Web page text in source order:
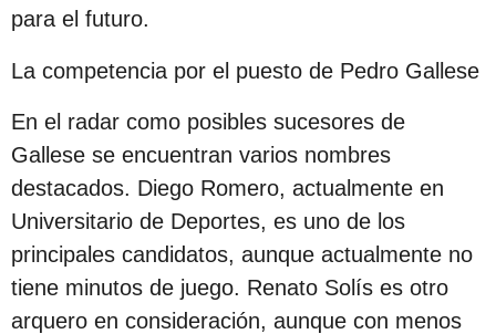
para el futuro.
La competencia por el puesto de Pedro Gallese
En el radar como posibles sucesores de
Gallese se encuentran varios nombres
destacados. Diego Romero, actualmente en
Universitario de Deportes, es uno de los
principales candidatos, aunque actualmente no
tiene minutos de juego. Renato Solís es otro
arquero en consideración, aunque con menos